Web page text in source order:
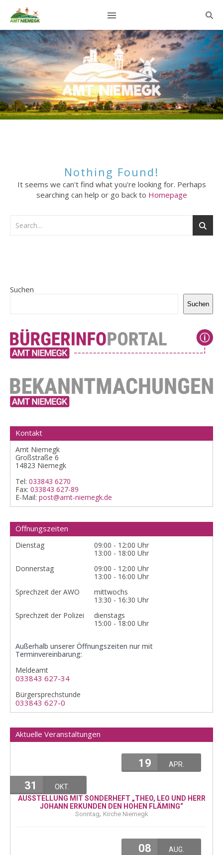
Nothing Found!
It seems we can't find what you're looking for. Perhaps
searching can help or go back to Homepage
Suchen
Suchen
Kontakt
Amt Niemegk
Großstraße 6
14823 Niemegk
Tel: 033843 6270
Fax: 033843 627-89
E-Mail: post@amt-niemegk.de
Öffnungszeiten
Dienstag
09:00 - 12:00 Uhr
13:00 - 18:00 Uhr
Donnerstag
09:00 - 12:00 Uhr
13:00 - 16:00 Uhr
Sprechzeit der AWO
mittwochs
13:30 - 16:30 Uhr
Sprechzeit der Polizei
dienstags
15:00 - 18:00 Uhr
Außerhalb unserer Öffnungszeiten nur mit
Terminvereinbarung:
Meldeamt
033843 627-34
Bürgersprechstunde
033843 627-0
Aktuelle Veranstaltungen
19 APR.
31
OKT.
AUSSTELLUNG MIT SONDERHEFT „THEO, LEO UND HERR
JOHANN ERKUNDEN DEN HOHEN FLÄMING“
Sonntag, Kirche Niemegk
08
AUG.